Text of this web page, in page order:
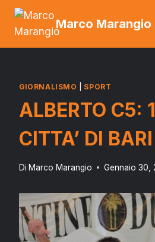
Salta
contenuto
Marco Marangio
GIORNALISMO SPORT
ALBERTO C5:
CITTA’ DI BARI
Di Marco Marangio Gennaio 30,